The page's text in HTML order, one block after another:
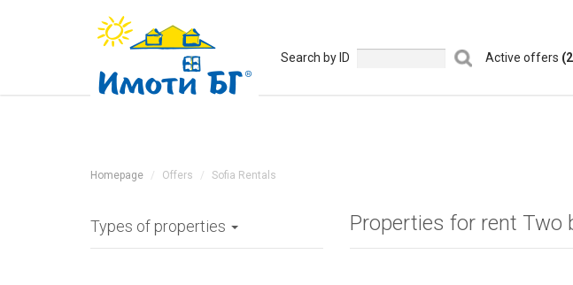
Search by ID Active offers
Homepage Offers Sofia Rentals
Types of properties Properties for rent Two